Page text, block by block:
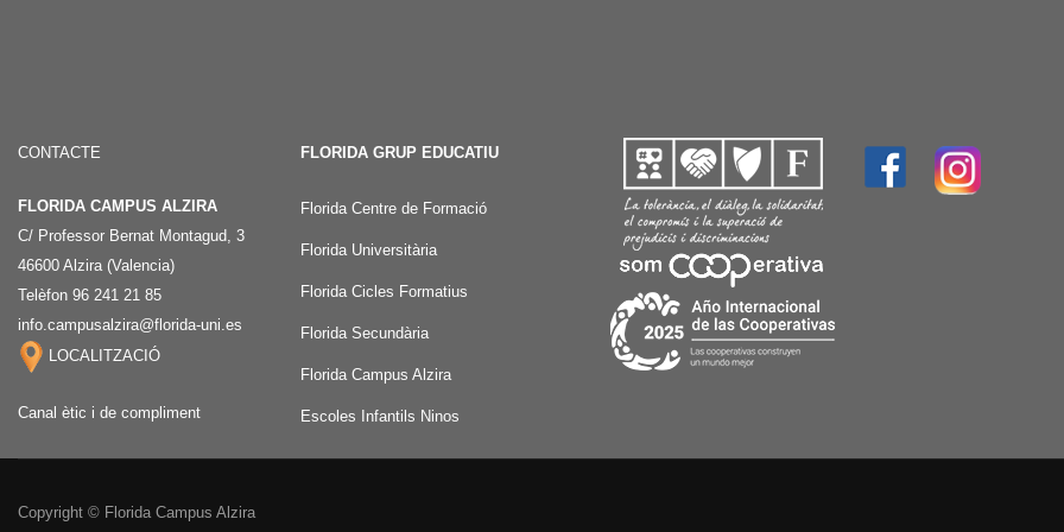
CONTACTE
FLORIDA CAMPUS ALZIRA
C/ Professor Bernat Montagud, 3
46600 Alzira (Valencia)
Telèfon 96 241 21 85
info.campusalzira@florida-uni.es
LOCALITZACIÓ
Canal ètic i de compliment
FLORIDA GRUP EDUCATIU
Florida Centre de Formació
Florida Universitària
Florida Cicles Formatius
Florida Secundària
Florida Campus Alzira
Escoles Infantils Ninos
Copyright © Florida Campus Alzira